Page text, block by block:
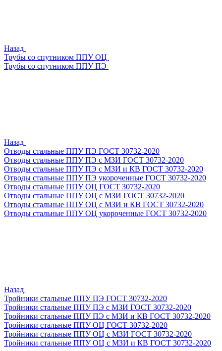
Назад
Трубы со спутником ППУ ОЦ
Трубы со спутником ППУ ПЭ
Назад
Отводы стальные ППУ ПЭ ГОСТ 30732-2020
Отводы стальные ППУ ПЭ с МЗИ ГОСТ 30732-2020
Отводы стальные ППУ ПЭ с МЗИ и КВ ГОСТ 30732-2020
Отводы стальные ППУ ПЭ укороченные ГОСТ 30732-2020
Отводы стальные ППУ ОЦ ГОСТ 30732-2020
Отводы стальные ППУ ОЦ с МЗИ ГОСТ 30732-2020
Отводы стальные ППУ ОЦ с МЗИ и КВ ГОСТ 30732-2020
Отводы стальные ППУ ОЦ укороченные ГОСТ 30732-2020
Назад
Тройники стальные ППУ ПЭ ГОСТ 30732-2020
Тройники стальные ППУ ПЭ с МЗИ ГОСТ 30732-2020
Тройники стальные ППУ ПЭ с МЗИ и КВ ГОСТ 30732-2020
Тройники стальные ППУ ОЦ ГОСТ 30732-2020
Тройники стальные ППУ ОЦ с МЗИ ГОСТ 30732-2020
Тройники стальные ППУ ОЦ с МЗИ и КВ ГОСТ 30732-2020